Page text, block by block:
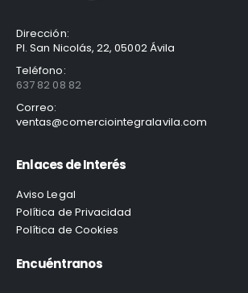
Dirección:
Pl. San Nicolás, 22, 05002 Ávila
Teléfono:
637 82 08 82
Correo:
ventas@comerciointegralavila.com
Enlaces de Interés
Aviso Legal
Política de Privacidad
Política de Cookies
Encuéntranos